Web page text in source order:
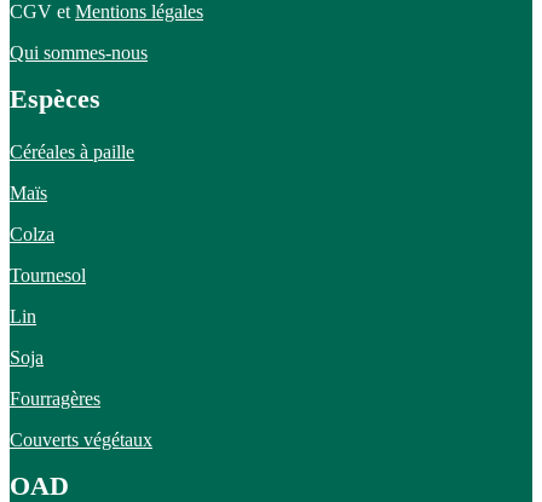
CGV et Mentions légales
Qui sommes-nous
Espèces
Céréales à paille
Maïs
Colza
Tournesol
Lin
Soja
Fourragères
Couverts végétaux
OAD